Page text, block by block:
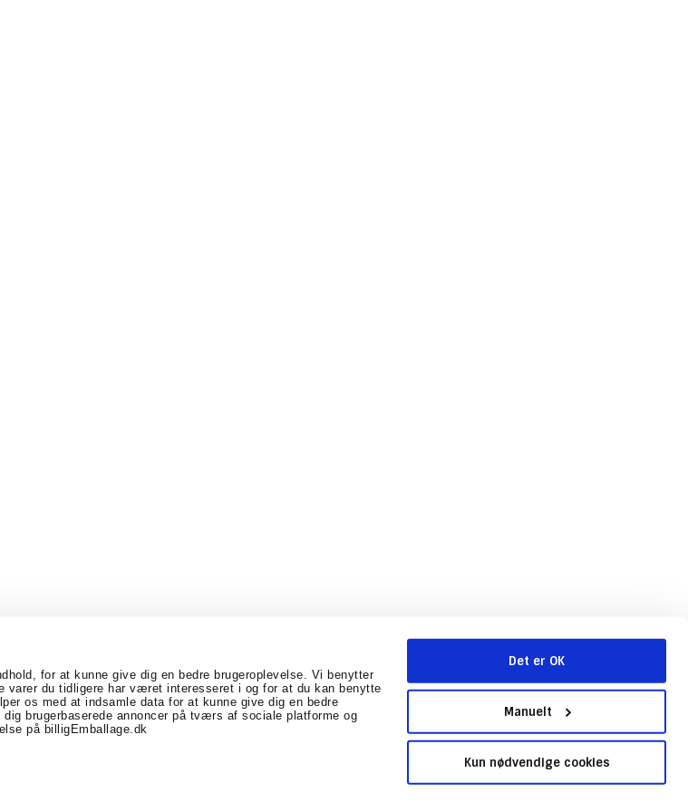
for at kunne give dig en bedre brugeroplevelse. Vi benytter
du tidligere har været interesseret i og for at du kan benytte
os med at indsamle data for at kunne give dig en bedre
brugerbaserede annoncer på tværs af sociale platforme og
på billigEmballage.dk
Det er OK
Manuelt
Kun nødvendige cookies
: 69170005 E-mail : info@billigEmballage.dk 31602041
Sitemap
Facebook
Linkedin